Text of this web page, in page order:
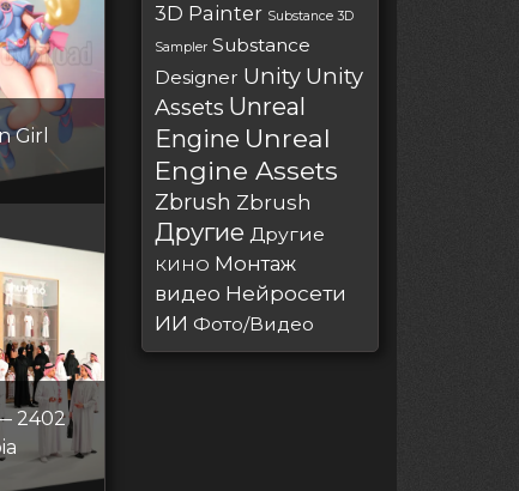
Girl
2402
3D Painter Substance 3D
Sampler Substance
Designer Unity Unity
Assets Unreal
Engine Unreal
Engine Assets
Zbrush Zbrush
Другие Другие
КИНО Монтаж
видео Нейросети
ИИ Фото/Видео